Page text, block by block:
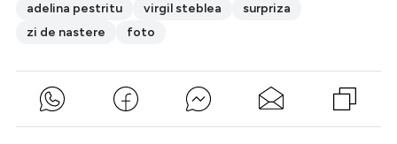
adelina pestritu virgil steblea
surpriza
zi de nastere
foto